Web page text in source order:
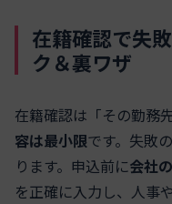
在籍確認で失
ク＆裏ワザ
在籍確認は「その勤務
容は最小限です。失敗
ります。申込前に会社
を正確に入力し、人事